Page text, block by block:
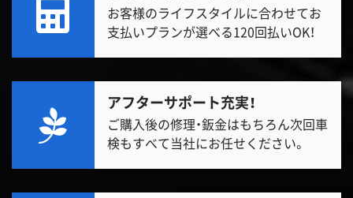
お客様のライフスタイルに合わせてお
支払いプランが選べる120回払いOK！
アフターサポート充実！
ご購入後の修理・鈑金はもちろん次回車
検もすべて当社にお任せください。